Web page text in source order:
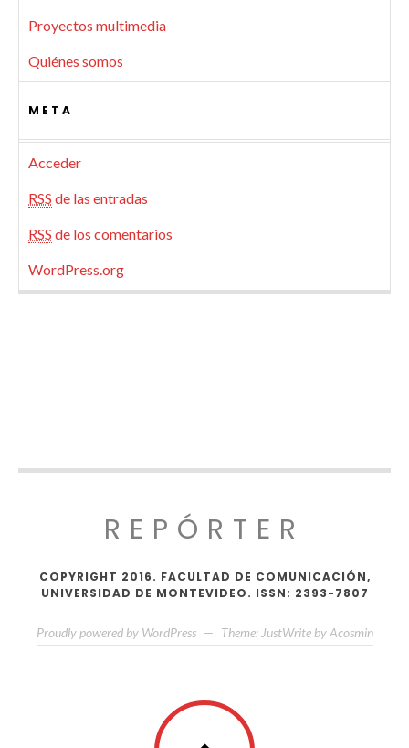
Proyectos multimedia
Quiénes somos
META
Acceder
RSS de las entradas
RSS de los comentarios
WordPress.org
REPÓRTER
COPYRIGHT 2016. FACULTAD DE COMUNICACIÓN,
UNIVERSIDAD DE MONTEVIDEO. ISSN: 2393-7807
Proudly powered by WordPress — Theme: JustWrite by Acosmin